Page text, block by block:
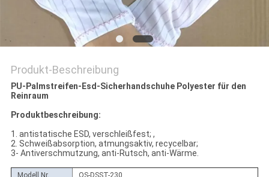
Produkt-Beschreibung
PU-Palmstreifen-Esd-Sicherhandschuhe Polyester für den
Reinraum
Produktbeschreibung:
1. antistatische ESD, verschleißfest; ,
2. Schweißabsorption, atmungsaktiv, recycelbar;
3- Antiverschmutzung, anti-Rutsch, anti-Wärme.